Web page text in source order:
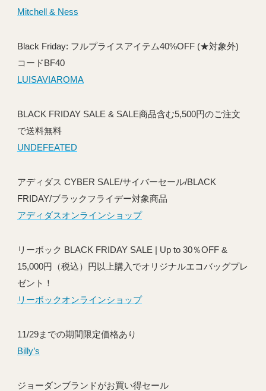
Mitchell & Ness
Black Friday: フルプライスアイテム40%OFF (★対象外)
コードBF40
LUISAVIAROMA
BLACK FRIDAY SALE & SALE商品含む5,500円のご注文
で送料無料
UNDEFEATED
アディダス CYBER SALE/サイバーセール/BLACK
FRIDAY/ブラックフライデー対象商品
アディダスオンラインショップ
リーボック BLACK FRIDAY SALE | Up to 30％OFF &
15,000円（税込）円以上購入でオリジナルエコバッグプレ
ゼント！
リーボックオンラインショップ
11/29までの期間限定価格あり
Billy’s
ジョーダンブランドがお買い得セール